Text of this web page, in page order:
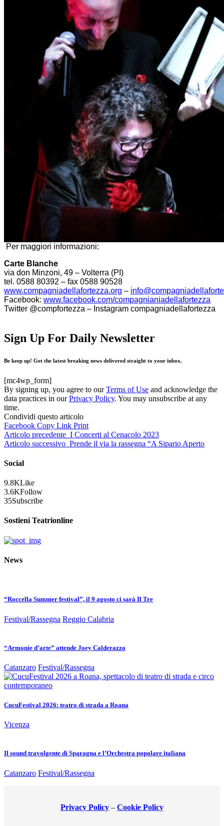
Per maggiori informazioni:
Carte Blanche
via don Minzoni, 49 – Volterra (PI)
tel. 0588 80392 – fax 0588 90528
www.compagniadellafortezza.org – info@
Facebook: www.facebook.com/compagnianiadellafortezza
Twitter @compfortezza – Instagram compagniadellafortezza
Sign Up For Daily Newsletter
Be keep up! Get the latest breaking news delivered straight to your inbox.
[mc4wp_form]
By signing up, you agree to ourTerms of Use and acknowledge the
data practices in ourPrivacy Policy. You may unsubscribe at any
time.
Condividi questo articolo
Facebook Copy Link Print
Articolo precedente I Concerti al Cenacolo 2023
Articolo successivo Prende il via la rassegna “A Sipario Aperto
Social
9.8KLike
3.6KFollow
35Subscribe
Sostieni Teatrionline
News
“Roccella Summer festival”, il 9 agosto ci sarà Il Tre
Festival/Rassegna Reggio Calabria
“Armonie d’arte” attende Joey Calderazzo
Catanzaro Festival/Rassegna
CucuFestival 2026: teatro di strada a Roana
Vicenza
Il sound travolgente di Sparagna e l’Orchestra popolare italiana
Catanzaro Festival/Rassegna
Privacy Policy – Cookie Policy